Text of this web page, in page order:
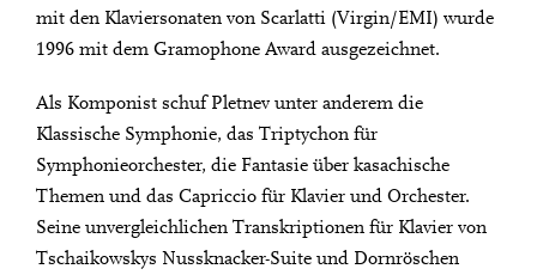
mit den Klaviersonaten von Scarlatti (Virgin/EMI) wurde
1996 mit dem Gramophone Award ausgezeichnet.
Als Komponist schuf Pletnev unter anderem die
Klassische Symphonie, das Triptychon für
Symphonieorchester, die Fantasie über kasachische
Themen und das Capriccio für Klavier und Orchester.
Seine unvergleichlichen Transkriptionen für Klavier von
Tschaikowskys Nussknacker-Suite und Dornröschen